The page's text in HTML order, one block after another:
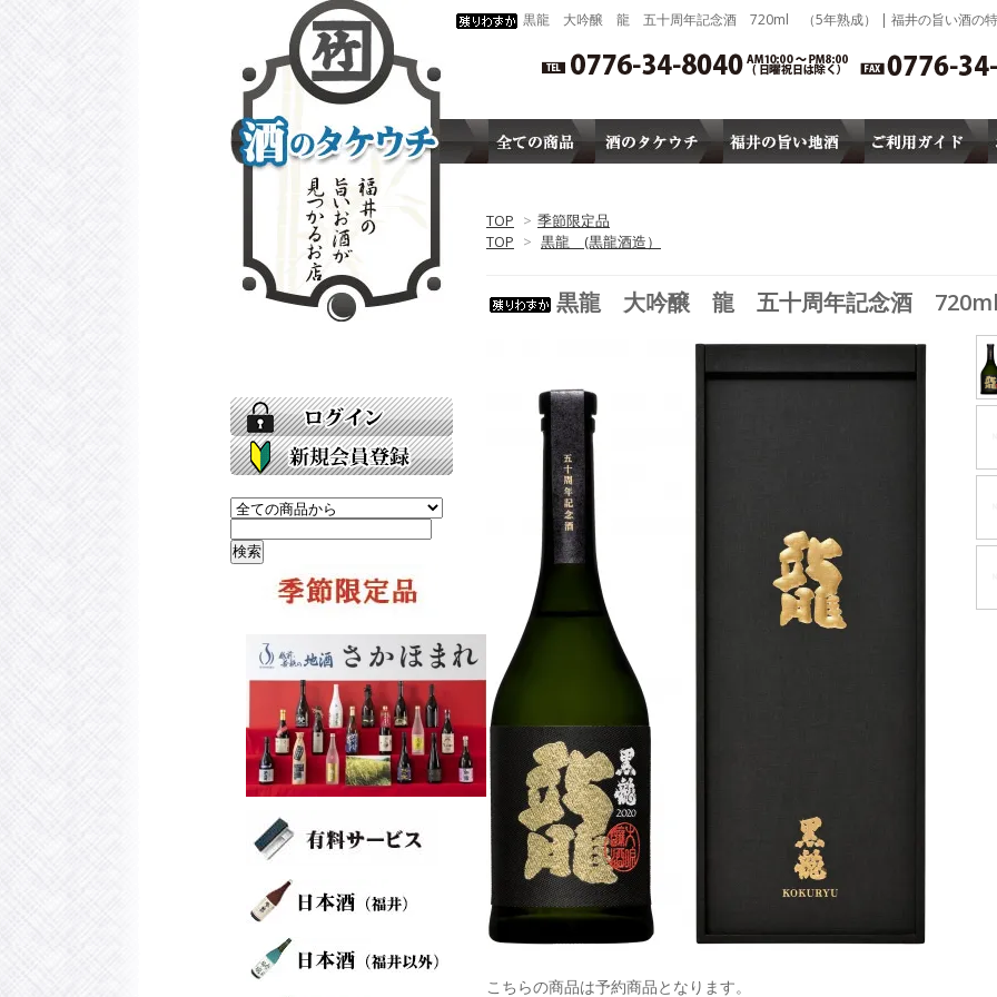
黒龍 大吟醸 龍 五十周年記念酒 720ml （5年熟成） | 福井の旨い酒の特
約販売店「酒のタケウチ」
TOP > 季節限定品
TOP > 黒龍 (黒龍酒造）
黒龍 大吟醸 龍 五十周年記念酒
こちらの商品は予約商品となります。